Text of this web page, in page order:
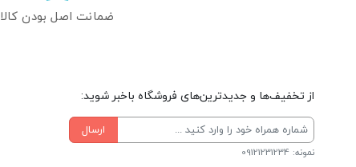
ضمانت اصل بودن کالا
از تخفیف‌ها و جدیدترین‌های فروشگاه باخبر شوید:
ارسال
نمونه: 09121231234